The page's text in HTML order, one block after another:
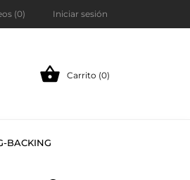
(0) Iniciar sesión
 Carrito (0)
BACKING